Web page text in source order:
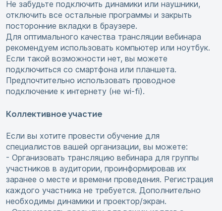
Не забудьте подключить динамики или наушники,
отключить все остальные программы и закрыть
посторонние вкладки в браузере.
Для оптимального качества трансляции вебинара
рекомендуем использовать компьютер или ноутбук.
Если такой возможности нет, вы можете
подключиться со смартфона или планшета.
Предпочтительно использовать проводное
подключение к интернету (не wi-fi).
Коллективное участие
Если вы хотите провести обучение для
специалистов вашей организации, вы можете:
- Организовать трансляцию вебинара для группы
участников в аудитории, проинформировав их
заранее о месте и времени проведения. Регистрация
каждого участника не требуется. Дополнительно
необходимы динамики и проектор/экран.